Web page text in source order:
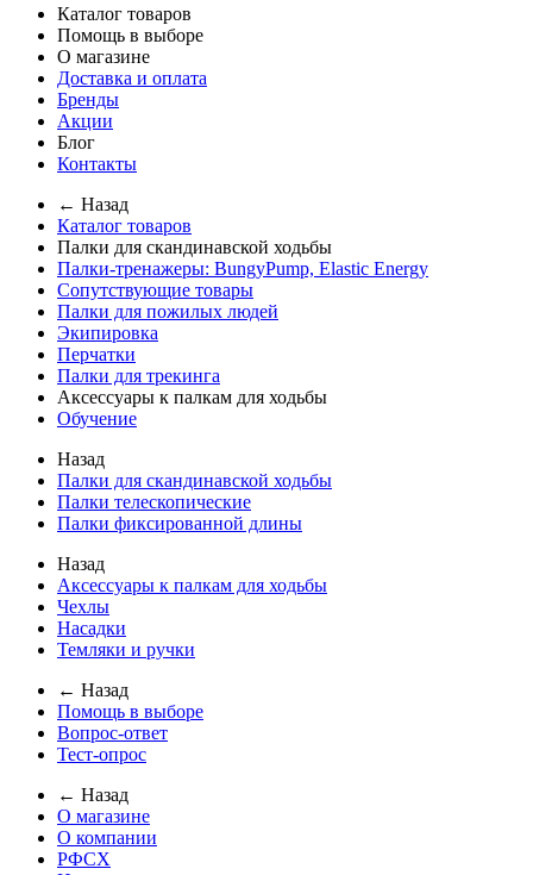
Каталог товаров
Помощь в выборе
О магазине
Доставка и оплата
Бренды
Акции
Блог
Контакты
← Назад
Каталог товаров
Палки для скандинавской ходьбы
Палки-тренажеры: BungyPump, Elastic Energy
Сопутствующие товары
Палки для пожилых людей
Экипировка
Перчатки
Палки для трекинга
Аксессуары к палкам для ходьбы
Обучение
Назад
Палки для скандинавской ходьбы
Палки телескопические
Палки фиксированной длины
Назад
Аксессуары к палкам для ходьбы
Чехлы
Насадки
Темляки и ручки
← Назад
Помощь в выборе
Вопрос-ответ
Тест-опрос
← Назад
О магазине
О компании
РФСХ